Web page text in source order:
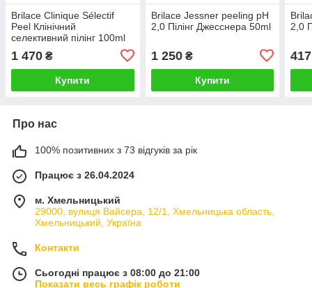
Brilace Clinique Sélectif
Peel Клінічний
селективний пілінг 100ml
1 470 ₴
Купити
Brilace Jessner peeling pH
2,0 Пілінг Джесснера 50ml
1 250₴
Купити
2,0
417
Про нас
100% позитивних з 73 відгуків за рік
Працює з 26.04.2024
м. Хмельницький
29000, вулиця Вайсера, 12/1, Хмельницька область,
Хмельницький, Україна
Контакти
Сьогодні працює з 08:00 до 21:00
Показати весь графік роботи